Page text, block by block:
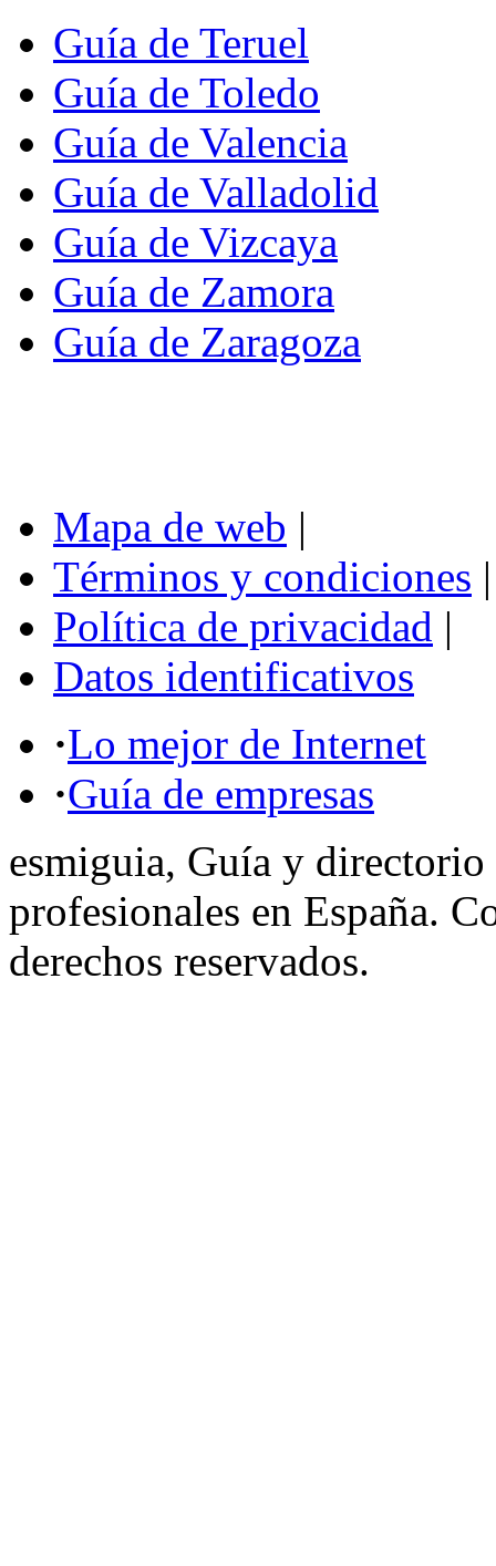
Guía de Teruel
Guía de Toledo
Guía de Valencia
Guía de Valladolid
Guía de Vizcaya
Guía de Zamora
Guía de Zaragoza
Mapa de web |
Términos y condiciones |
Política de privacidad |
Datos identificativos
·Lo mejor de Internet
·Guía de empresas
esmiguia, Guía y directorio
profesionales en España.
derechos reservados.